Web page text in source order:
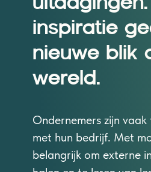
inspiratie
nieuwe blik
wereld.
Ondernemers zijn
met hun bedrijf. Met
belangrijk om externe